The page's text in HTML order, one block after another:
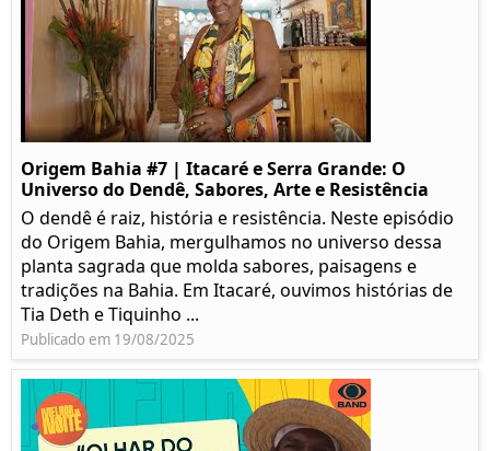
Origem Bahia #7 | Itacaré e Serra Grande: O
Universo do Dendê, Sabores, Arte e Resistência
O dendê é raiz, história e resistência. Neste episódio
do Origem Bahia, mergulhamos no universo dessa
planta sagrada que molda sabores, paisagens e
tradições na Bahia. Em Itacaré, ouvimos histórias de
Tia Deth e Tiquinho ...
Publicado em 19/08/2025